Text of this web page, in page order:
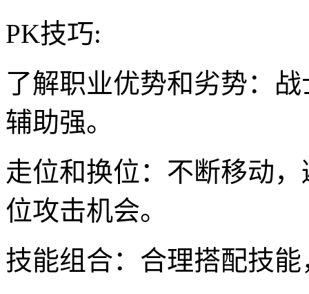
PK技巧:
了解职业优势和劣势：
辅助强。
走位和换位：不断移动
位攻击机会。
技能组合：合理搭配技